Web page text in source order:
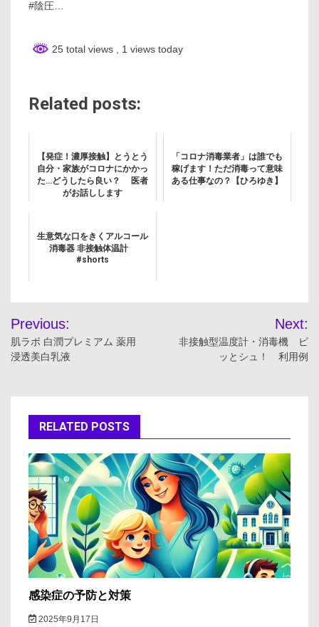
#陰圧…
25 total views , 1 views today
Related posts:
【発症！濃厚接触】とうとう
自分・家族がコロナにかかっ
た…どうしたら良い？ 医者
がお話しします
「コロナ消毒業者」は誰でも
稼げます！ただ消毒って意味
ある仕事なの？【ひろゆき】
生意気な口をきくアルコール
消毒器 非接触体温計
#shorts
投
稿
ゲ
ー
シ
ョ
ン
Previous:
肌ラボ 白潤プレミアム 薬用
浸透美白乳液
Next:
非接触型温度計・消毒機 ピ
ッとシュ！ 利用例
RELATED POSTS
感染症の予防と対策
2025年9月17日